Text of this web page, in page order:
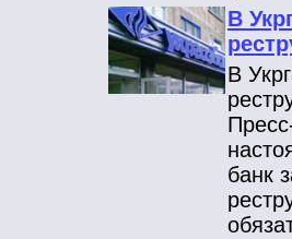
В
В
банк